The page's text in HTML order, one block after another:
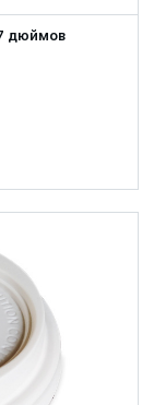
7 дюймов